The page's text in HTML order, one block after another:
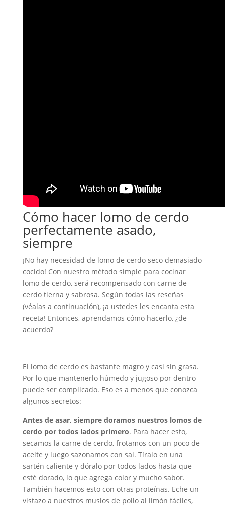
Cómo hacer lomo de cerdo
perfectamente asado,
siempre
¡No hay necesidad de lomo de cerdo seco demasiado
cocido! Con nuestro método simple para cocinar
lomo de cerdo, será recompensado con carne de
cerdo tierna y sabrosa. Según todas las reseñas
(véalas a continuación), ¡a ustedes les encanta esta
receta! Entonces, aprendamos cómo hacerlo, ¿de
acuerdo?
El lomo de cerdo es bastante magro y casi sin grasa.
Por lo que mantenerlo húmedo y jugoso por dentro
puede ser complicado. Eso es a menos que conozca
algunos secretos:
Antes de asar, siempre doramos nuestros lomos de
cerdo por todos lados primero. Para hacer esto,
secamos la carne de cerdo, frotamos con un poco de
aceite y luego sazonamos con sal. Tíralo en una
sartén caliente y dóralo por todos lados hasta que
esté dorado, lo que agrega color y mucho sabor.
También hacemos esto con otras proteínas. Eche un
vistazo a nuestros muslos de pollo al limón fáciles,